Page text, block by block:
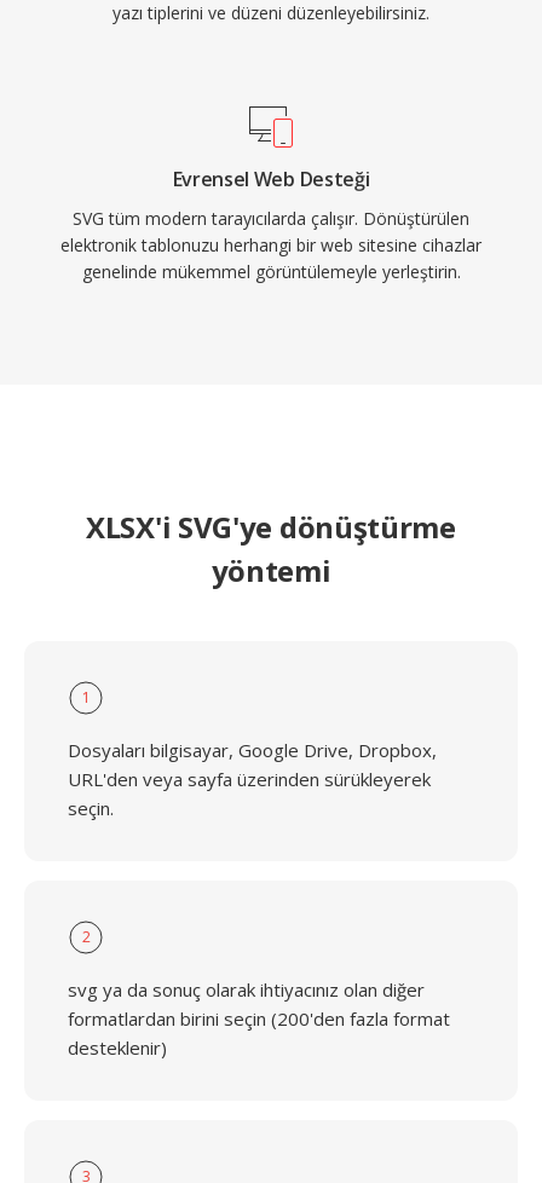
yazı tiplerini ve düzeni düzenleyebilirsiniz.
Evrensel Web Desteği
SVG tüm modern tarayıcılarda çalışır. Dönüştürülen
elektronik tablonuzu herhangi bir web sitesine cihazlar
genelinde mükemmel görüntülemeyle yerleştirin.
XLSX'i SVG'ye dönüştürme
yöntemi
1
Dosyaları bilgisayar, Google Drive, Dropbox,
URL'den veya sayfa üzerinden sürükleyerek
seçin.
2
svg ya da sonuç olarak ihtiyacınız olan diğer
formatlardan birini seçin (200'den fazla format
desteklenir)
3